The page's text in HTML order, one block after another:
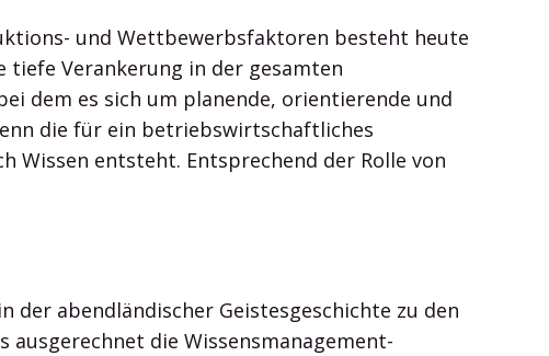
und Wettbewerbsfaktoren besteht heute
tiefe Verankerung in der gesamten
dem es sich um planende, orientierende und
die für ein betriebswirtschaftliches
Wissen entsteht. Entsprechend der Rolle von
der abendländischer Geistesgeschichte zu den
die Wissensmanagement-